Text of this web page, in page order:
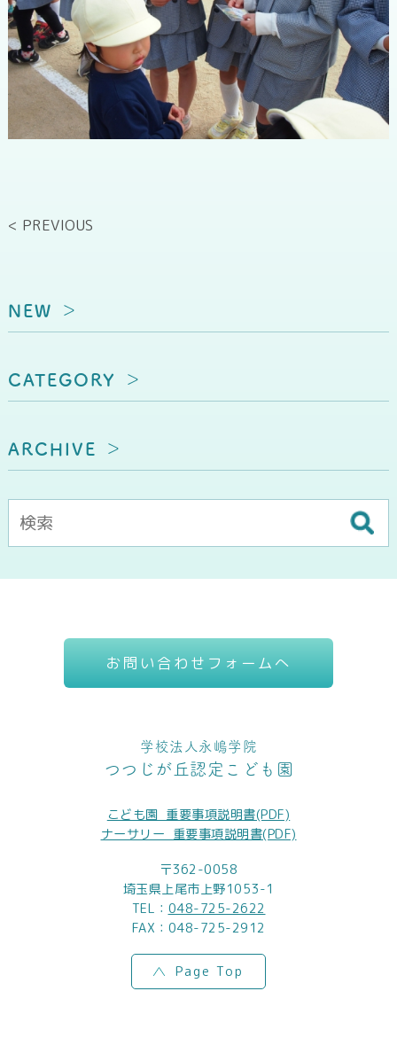
< PREVIOUS
NEW
CATEGORY
ARCHIVE
お問い合わせフォームへ
学校法人永嶋学院
つつじが丘認定こども園
こども園_重要事項説明書(PDF)
ナーサリー_重要事項説明書(PDF)
〒362-0058
埼玉県上尾市上野1053-1
TEL： 048-725-2622
FAX：048-725-2912
Page Top